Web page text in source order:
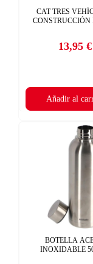
CAT TRES
CONSTRUCCIÓN
Precio
13,95 €
Añadir al
BOTELLA
INOXIDABLE